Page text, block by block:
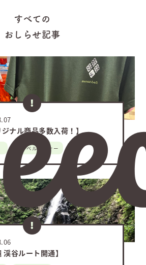
すべての
おしらせ記事
ジナル商品多数入荷！】
モンベルコーナー
渓谷ルート開通】